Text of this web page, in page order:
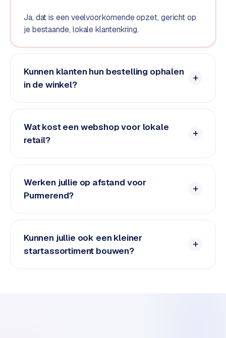
o
c
a
m
e
i
a
C
o
t
e
t
a
r
Ja, dat is een veelvoorkomende opzet, gericht op
je bestaande, lokale klantenkring.
Kunnen klanten hun bestelling ophalen
in de winkel?
Wat kost een webshop voor lokale
retail?
Werken jullie op afstand voor
Purmerend?
Kunnen jullie ook een kleiner
startassortiment bouwen?